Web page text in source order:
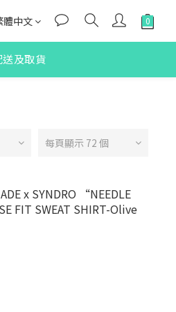
體中文
送及取貨
每頁顯示 72 個